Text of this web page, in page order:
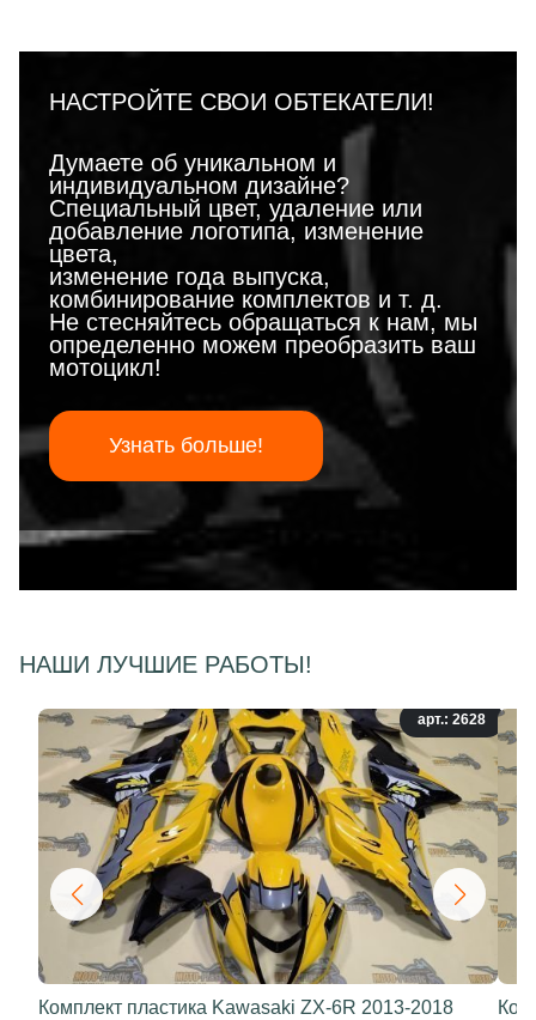
НАСТРОЙТЕ СВОИ ОБТЕКАТЕЛИ!
Думаете об уникальном и
индивидуальном дизайне?
Специальный цвет, удаление или
добавление логотипа, изменение
цвета,
изменение года выпуска,
комбинирование комплектов и т. д.
Не стесняйтесь обращаться к нам, мы
определенно можем преобразить ваш
мотоцикл!
Узнать больше!
НАШИ ЛУЧШИЕ РАБОТЫ!
арт.: 2628
Комплект пластика Kawasaki ZX-6R 2013-2018